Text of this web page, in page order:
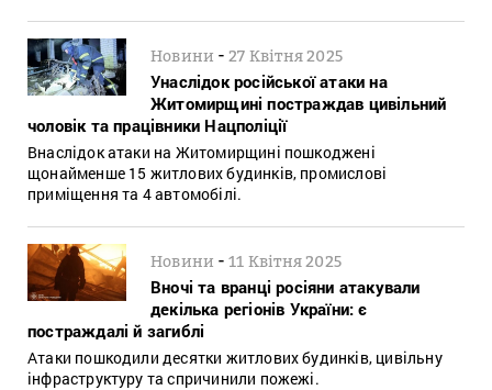
Новини -27 Квітня 2025
Унаслідок російської атаки на
Житомирщині постраждав цивільний
чоловік та працівники Нацполіції
Внаслідок атаки на Житомирщині пошкоджені
щонайменше 15 житлових будинків, промислові
приміщення та 4 автомобілі.
Новини -11 Квітня 2025
Вночі та вранці росіяни атакували
декілька регіонів України: є
постраждалі й загиблі
Атаки пошкодили десятки житлових будинків, цивільну
інфраструктуру та спричинили пожежі.